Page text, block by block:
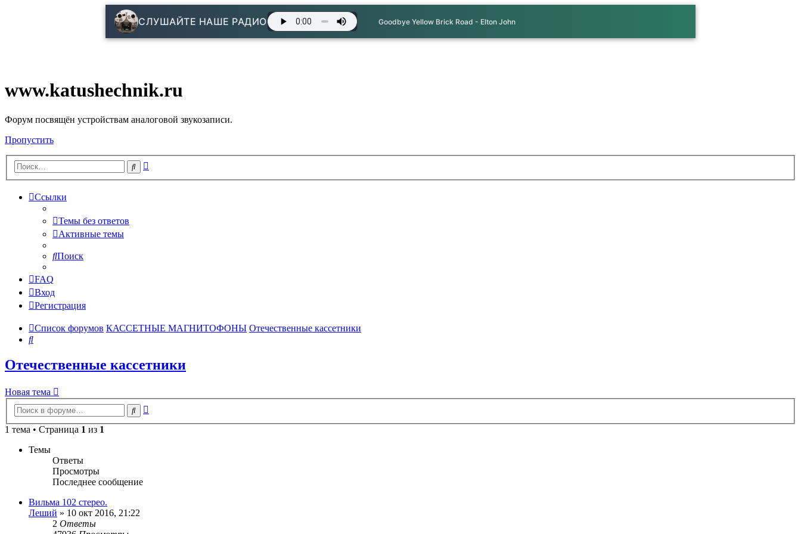
СЛУШАЙТЕ НАШЕ РАДИО Goodbye Yellow Brick Road - Elton John
www.katushechnik.ru
Форум посвящён устройствам аналоговой звукозаписи.
Пропустить
Поиск
Ссылки
Темы без ответов
Активные темы
Поиск
FAQ
Вход
Регистрация
Список форумов КАССЕТНЫЕ МАГНИТОФОНЫ Отечественные кассетники
Поиск
Отечественные кассетники
Новая тема
Поиск
1 тема • Страница 1 из 1
Темы
Ответы
Просмотры
Последнее сообщение
Вильма 102 стерео.
Леший » 10 окт 2016, 21:22
2 Ответы